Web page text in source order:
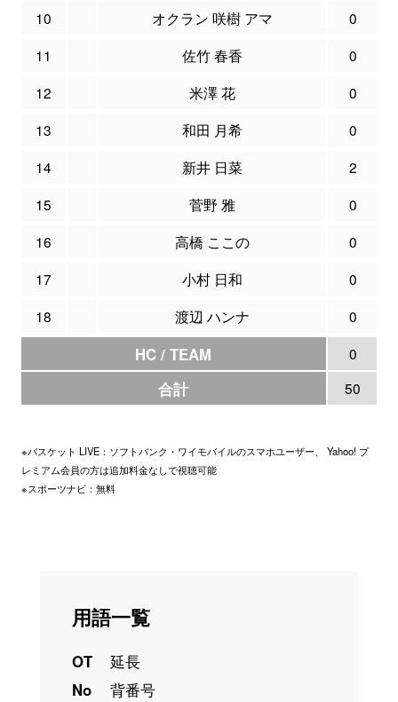
10 オクラン 咲樹 アマ 0
11
佐竹 春香 0
12
米澤 花 0
13
和田 月希 0
14
新井 日菜 2
15
菅野 雅 0
16
高橋 ここの 0
17
小村 日和 0
18
渡辺 ハンナ 0
HC / TEAM 0
合計 50
※バスケット LIVE：ソフトバンク・ワイモバイルのスマホユーザー、 Yahoo! プ
レミアム会員の方は追加料金なしで視聴可能
※スポーツナビ：無料
用語一覧
OT
延長
No
背番号